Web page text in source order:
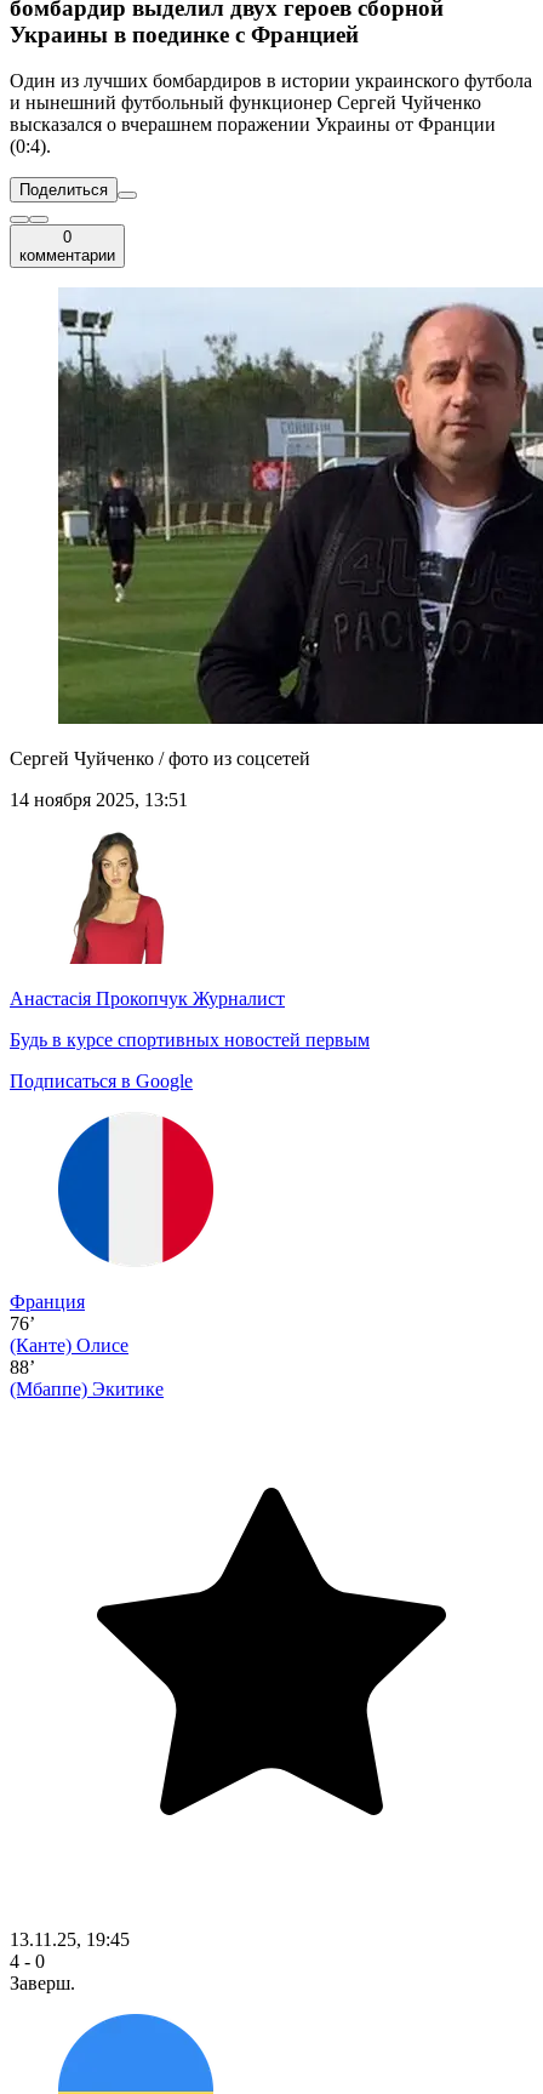
бомбардир выделил двух героев сборной
Украины в поединке с Францией
Один из лучших бомбардиров в истории украинского футбола
и нынешний футбольный функционер Сергей Чуйченко
высказался о вчерашнем поражении Украины от Франции
(0:4).
Поделиться
0
комментарии
Сергей Чуйченко / фото из соцсетей
14 ноября 2025, 13:51
Анастасія Прокопчук Журналист
Будь в курсе спортивных новостей первым
Подписаться в Google
Франция
76’
(Канте) Олисе
88’
(Мбаппе) Экитике
13.11.25, 19:45
4 - 0
Заверш.